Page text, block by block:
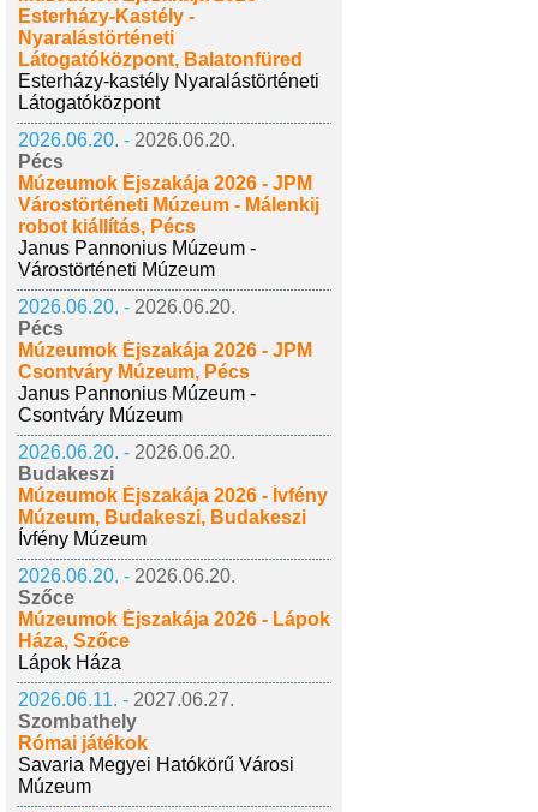
Esterházy-Kastély -
Nyaralástörténeti
Látogatóközpont, Balatonfüred
Esterházy-kastély Nyaralástörténeti
Látogatóközpont
2026.06.20. - 2026.06.20.
Pécs
Múzeumok Éjszakája 2026 - JPM
Várostörténeti Múzeum - Málenkij
robot kiállítás, Pécs
Janus Pannonius Múzeum -
Várostörténeti Múzeum
2026.06.20. - 2026.06.20.
Pécs
Múzeumok Éjszakája 2026 - JPM
Csontváry Múzeum, Pécs
Janus Pannonius Múzeum -
Csontváry Múzeum
2026.06.20. - 2026.06.20.
Budakeszi
Múzeumok Éjszakája 2026 - Ívfény
Múzeum, Budakeszi, Budakeszi
Ívfény Múzeum
2026.06.20. - 2026.06.20.
Szőce
Múzeumok Éjszakája 2026 - Lápok
Háza, Szőce
Lápok Háza
2026.06.11. - 2027.06.27.
Szombathely
Római játékok
Savaria Megyei Hatókörű Városi
Múzeum